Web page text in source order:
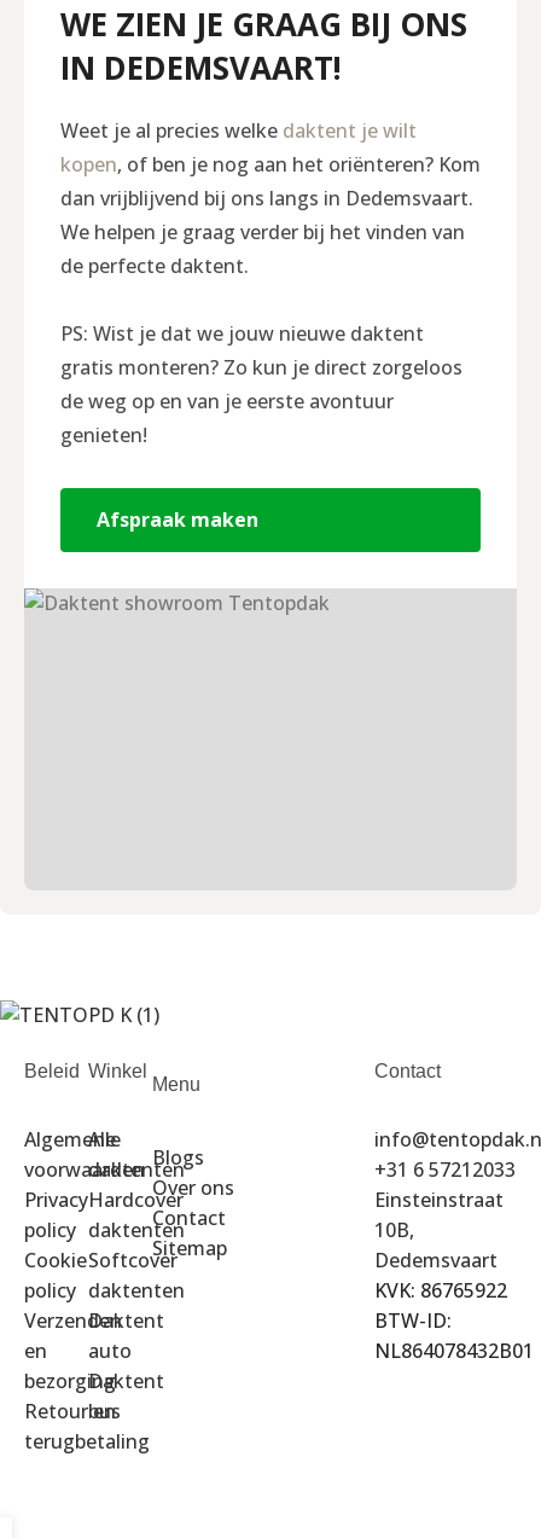
WE ZIEN JE GRAAG BIJ ONS
IN DEDEMSVAART!
Weet je al precies welke daktent je wilt
kopen, of ben je nog aan het oriënteren? Kom
dan vrijblijvend bij ons langs in Dedemsvaart.
We helpen je graag verder bij het vinden van
de perfecte daktent.
PS: Wist je dat we jouw nieuwe daktent
gratis monteren? Zo kun je direct zorgeloos
de weg op en van je eerste avontuur
genieten!
Afspraak maken
Beleid
Algemene
voorwaarden
Privacy
policy
Cookie
policy
Verzenden
en
bezorging
Retour en
terugbetaling
Winkel
Alle
daktenten
Hardcover
daktenten
Softcover
daktenten
Daktent
auto
Daktent
bus
Menu
Blogs
Over ons
Contact
Sitemap
Contact
+31 6 57212033
Einsteinstraat
10B,
Dedemsvaart
KVK: 86765922
BTW-ID:
NL864078432B01